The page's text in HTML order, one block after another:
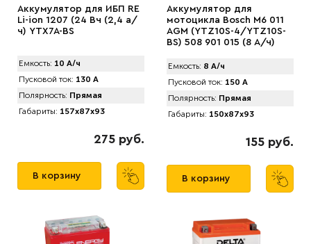
Аккумулятор для ИБП RE
Li-iоn 1207 (24 Вч (2,4 а/
ч) YTX7A-BS
Емкость: 10 А/ч
Пусковой ток: 130 А
Полярность: Прямая
Габариты: 157x87x93
275 руб.
В корзину
Аккумулятор для
мотоцикла Bosch M6 011
AGM (YTZ10S-4/YTZ10S-
BS) 508 901 015 (8 А/ч)
Емкость: 8 А/ч
Пусковой ток: 150 А
Полярность: Прямая
Габариты: 150x87x93
155 руб.
В корзину